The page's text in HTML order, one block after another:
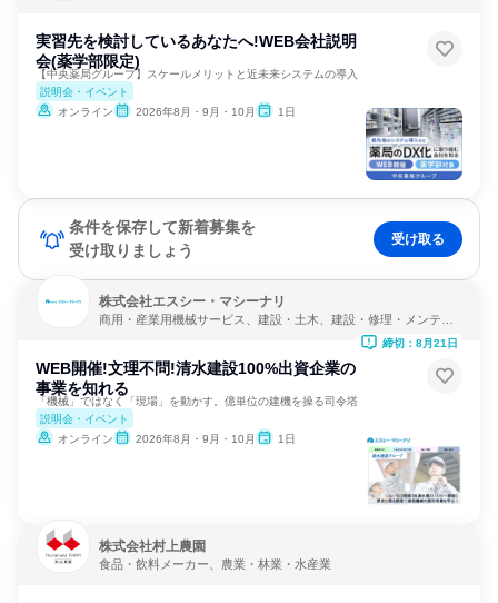
実習先を検討しているあなたへ!WEB会社説明
会(薬学部限定)
【中央薬局グループ】スケールメリットと近未来システムの導入
説明会・イベント
オンライン
2026年8月・9月・10月 1日
条件を保存して新着募集を
受け取りましょう
受け取る
株式会社エスシー・マシーナリ
商用・産業用機械サービス、建設・土木、建設・修理・メンテナ
WEB開催!文理不問!清水建設100%出資企業の
事業を知れる
「機械」ではなく「現場」を動かす。億単位の建機を操る司令塔
説明会・イベント
オンライン
2026年8月・9月・10月 1日
締切：8月21日
株式会社村上農園
食品・飲料メーカー、農業・林業・水産業